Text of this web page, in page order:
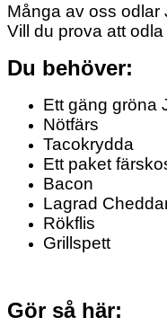
Många av oss odlar
Vill du prova att
Du behöver:
Ett gäng gröna
Nötfärs
Tacokrydda
Ett paket
Bacon
Lagrad
Rökflis
Grillspett
Gör så här: